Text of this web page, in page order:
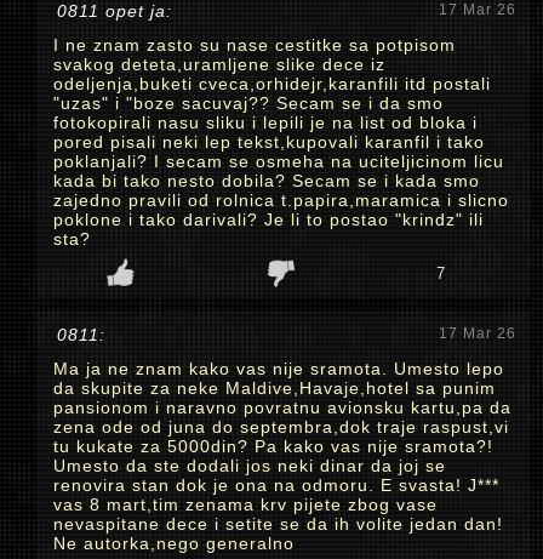
0811 opet ja: 17 Mar 26
I ne znam zasto su nase cestitke sa potpisom
svakog deteta,uramljene slike dece iz
odeljenja,buketi cveca,orhidejr,karanfili itd postali
"uzas" i "boze sacuvaj?? Secam se i da smo
fotokopirali nasu sliku i lepili je na list od bloka i
pored pisali neki lep tekst,kupovali karanfil i tako
poklanjali? I secam se osmeha na uciteljicinom licu
kada bi tako nesto dobila? Secam se i kada smo
zajedno pravili od rolnica t.papira,maramica i slicno
poklone i tako darivali? Je li to postao "krindz" ili
sta?
7
0811: 17 Mar 26
Ma ja ne znam kako vas nije sramota. Umesto lepo
da skupite za neke Maldive,Havaje,hotel sa punim
pansionom i naravno povratnu avionsku kartu,pa da
zena ode od juna do septembra,dok traje raspust,vi
tu kukate za 5000din? Pa kako vas nije sramota?!
Umesto da ste dodali jos neki dinar da joj se
renovira stan dok je ona na odmoru. E svasta! J***
vas 8 mart,tim zenama krv pijete zbog vase
nevaspitane dece i setite se da ih volite jedan dan!
Ne autorka,nego generalno